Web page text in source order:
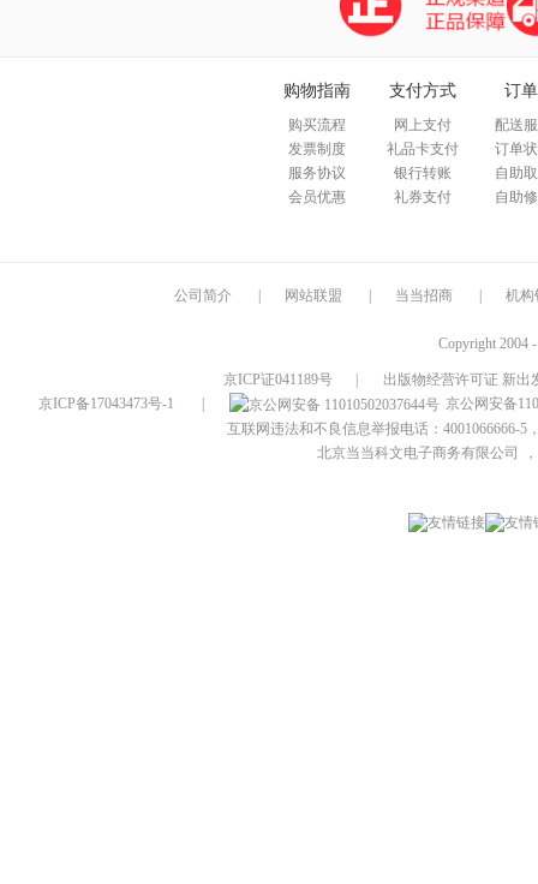
购物指南
购买流程
发票制度
服务协议
会员优惠
支付方式
网上支付
礼品卡支付
银行转账
礼券支付
订
配送
订单
自助
自助
公司简介 网站联盟 当当招商 机构
Copyright 2004
京ICP证041189号
出版物经营许可证 新出
京ICP备17043473号-1
京公网安备
互联网违法和不良信息举报电话：4001066666-5
北京当当科文电子商务有限公司